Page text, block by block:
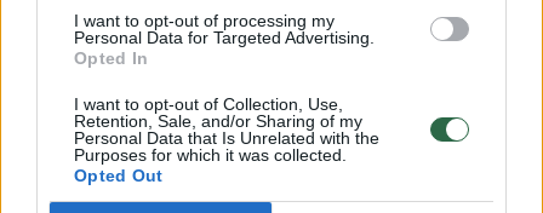
I want to opt-out of processing my
Personal Data for Targeted Advertising.
Opted In
I want to opt-out of Collection, Use,
Retention, Sale, and/or Sharing of my
Personal Data that Is Unrelated with the
Purposes for which it was collected.
Opted Out
vaizdas pribloškia
Žinios | Lietuvos diena
00:00:55
Avarija Vilniuje: į stotelę įsirėžęs automobilis sužalojo
dvi moteris
Žinios | Lietuvos diena